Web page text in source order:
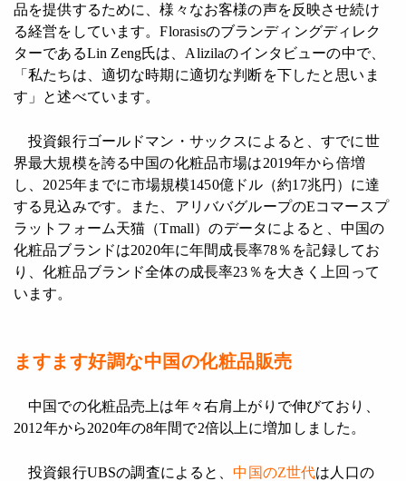
品を提供するために、様々なお客様の声を反映させ続け
る経営をしています。Florasisのブランディングディレク
ターであるLin Zeng氏は、Alizilaのインタビューの中で、
「私たちは、適切な時期に適切な判断を下したと思いま
す」と述べています。
投資銀行ゴールドマン・サックスによると、すでに世
界最大規模を誇る中国の化粧品市場は2019年から倍増
し、2025年までに市場規模1450億ドル（約17兆円）に達
する見込みです。また、アリババグループのEコマースプ
ラットフォーム天猫（Tmall）のデータによると、中国の
化粧品ブランドは2020年に年間成長率78％を記録してお
り、化粧品ブランド全体の成長率23％を大きく上回って
います。
ますます好調な中国の化粧品販売
中国での化粧品売上は年々右肩上がりで伸びており、
2012年から2020年の8年間で2倍以上に増加しました。
投資銀行UBSの調査によると、中国のZ世代は人口の